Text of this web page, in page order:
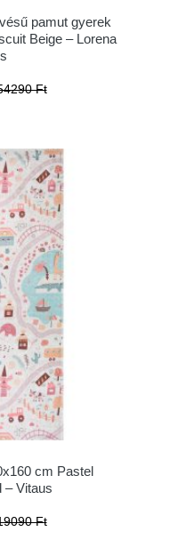
pamut gyerek
Beige – Lorena
Ft
cm Pastel
– Vitaus
Ft